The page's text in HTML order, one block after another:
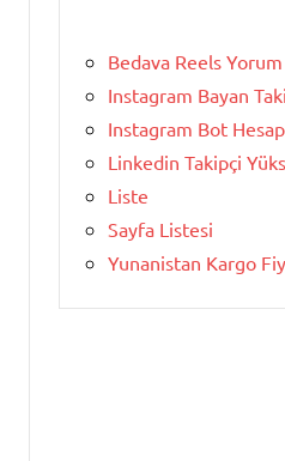
Bedava Reels
Instagram Bayan
Instagram Bot
Linkedin Takipçi
Liste
Sayfa Listesi
Yunanistan Kargo